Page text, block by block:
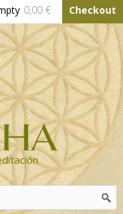
0,00 € Checkout